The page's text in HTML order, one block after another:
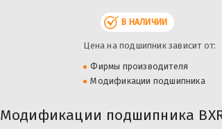
В НАЛИЧИИ
Цена на подшипник зависит от:
Фирмы производителя
Модификации подшипника
Модификации подшипника